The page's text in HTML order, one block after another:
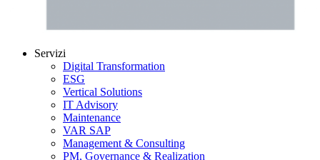
Servizi
Digital Transformation
ESG
Vertical Solutions
IT Advisory
Maintenance
VAR SAP
Management & Consulting
PM, Governance & Realization